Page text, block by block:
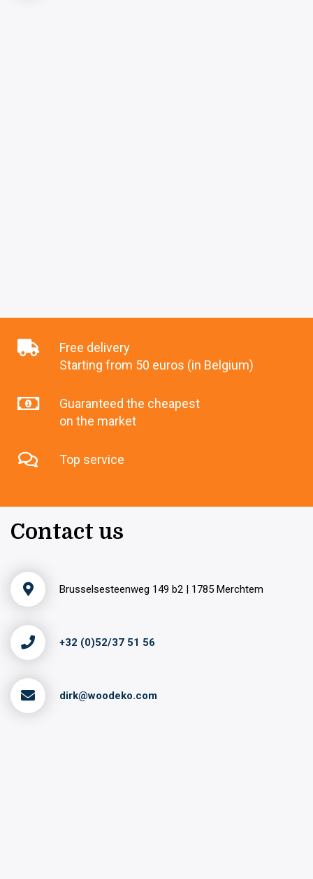
Free delivery
Starting from 50 euros (in Belgium)
Guaranteed the cheapest
on the market
Top service
Contact us
Brusselsesteenweg 149 b2 | 1785 Merchtem
+32 (0)52/37 51 56
dirk@woodeko.com